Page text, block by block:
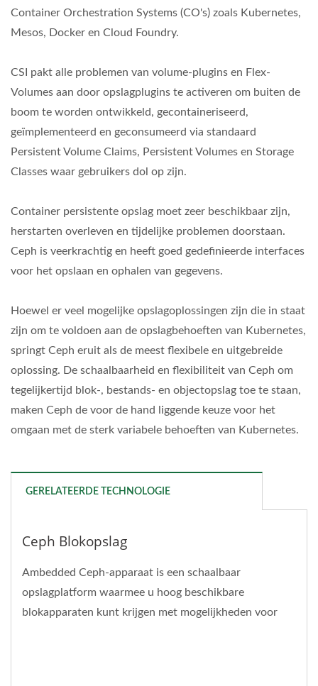
Container Orchestration Systems (CO's) zoals Kubernetes,
Mesos, Docker en Cloud Foundry.
CSI pakt alle problemen van volume-plugins en Flex-
Volumes aan door opslagplugins te activeren om buiten de
boom te worden ontwikkeld, gecontaineriseerd,
geïmplementeerd en geconsumeerd via standaard
Persistent Volume Claims, Persistent Volumes en Storage
Classes waar gebruikers dol op zijn.
Container persistente opslag moet zeer beschikbaar zijn,
herstarten overleven en tijdelijke problemen doorstaan.
Ceph is veerkrachtig en heeft goed gedefinieerde interfaces
voor het opslaan en ophalen van gegevens.
Hoewel er veel mogelijke opslagoplossingen zijn die in staat
zijn om te voldoen aan de opslagbehoeften van Kubernetes,
springt Ceph eruit als de meest flexibele en uitgebreide
oplossing. De schaalbaarheid en flexibiliteit van Ceph om
tegelijkertijd blok-, bestands- en objectopslag toe te staan,
maken Ceph de voor de hand liggende keuze voor het
omgaan met de sterk variabele behoeften van Kubernetes.
GERELATEERDE TECHNOLOGIE
Ceph Blokopslag
Ambedded Ceph-apparaat is een schaalbaar
opslagplatform waarmee u hoog beschikbare
blokapparaten kunt krijgen met mogelijkheden voor